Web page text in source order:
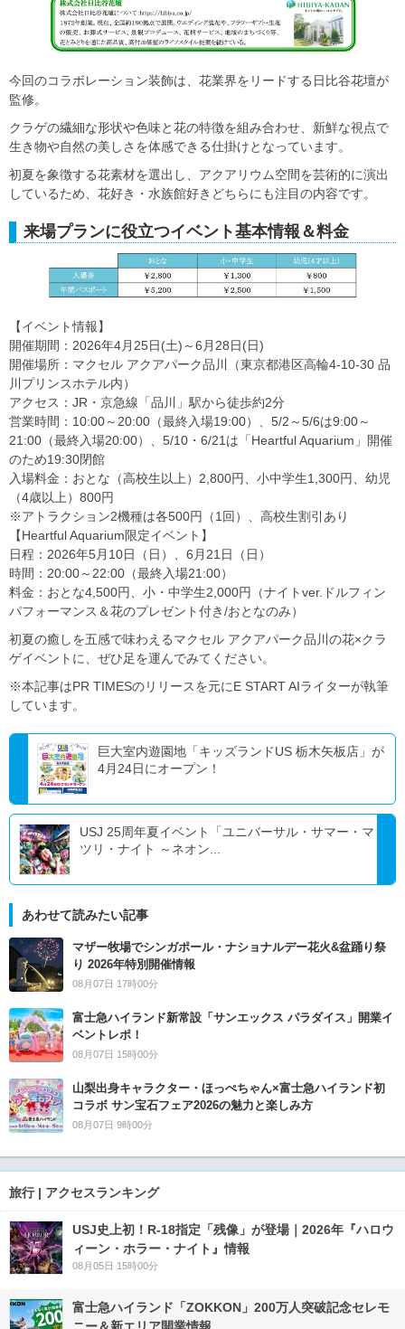
今回のコラボレーション装飾は、花業界をリードする日比谷花壇が
監修。
クラゲの繊細な形状や色味と花の特徴を組み合わせ、新鮮な視点で
生き物や自然の美しさを体感できる仕掛けとなっています。
初夏を象徴する花素材を選出し、アクアリウム空間を芸術的に演出
しているため、花好き・水族館好きどちらにも注目の内容です。
来場プランに役立つイベント基本情報＆料金
【イベント情報】
開催期間：2026年4月25日(土)～6月28日(日)
開催場所：マクセル アクアパーク品川（東京都港区高輪4-10-30 品
川プリンスホテル内）
アクセス：JR・京急線「品川」駅から徒歩約2分
営業時間：10:00～20:00（最終入場19:00）、5/2～5/6は9:00～
21:00（最終入場20:00）、5/10・6/21は「Heartful Aquarium」開催
のため19:30閉館
入場料金：おとな（高校生以上）2,800円、小中学生1,300円、幼児
（4歳以上）800円
※アトラクション2機種は各500円（1回）、高校生割引あり
【Heartful Aquarium限定イベント】
日程：2026年5月10日（日）、6月21日（日）
時間：20:00～22:00（最終入場21:00）
料金：おとな4,500円、小・中学生2,000円（ナイトver.ドルフィン
パフォーマンス＆花のプレゼント付き/おとなのみ）
初夏の癒しを五感で味わえるマクセル アクアパーク品川の花×クラ
ゲイベントに、ぜひ足を運んでみてください。
※本記事はPR TIMESのリリースを元にE START AIライターが執筆
しています。
巨大室内遊園地「キッズランドUS 栃木矢板店」が
4月24日にオープン！
USJ 25周年夏イベント「ユニバーサル・サマー・マ
ツリ・ナイト ～ネオン...
あわせて読みたい記事
マザー牧場でシンガポール・ナショナルデー花火&盆踊り祭
り 2026年特別開催情報
08月07日 17時00分
富士急ハイランド新常設「サンエックス パラダイス」開業イ
ベントレポ！
08月07日 15時00分
山梨出身キャラクター・ほっぺちゃん×富士急ハイランド初
コラボ サン宝石フェア2026の魅力と楽しみ方
08月07日 9時00分
旅行 | アクセスランキング
USJ史上初！R-18指定「残像」が登場｜2026年『ハロウ
ィーン・ホラー・ナイト』情報
08月05日 15時00分
富士急ハイランド「ZOKKON」200万人突破記念セレモ